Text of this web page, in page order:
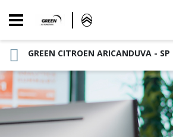
GREEN CITROEN ARICANDUVA - SP